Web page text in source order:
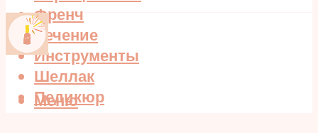
Френч
Лечение
Инструменты
Шеллак
Педикюр
Меню